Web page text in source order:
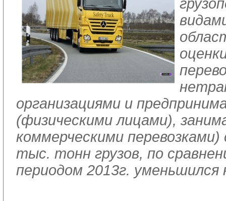
организациями и
(физическими лицами),
коммерческими
тыс. тонн грузов, по
периодом 2013г. уменьшился